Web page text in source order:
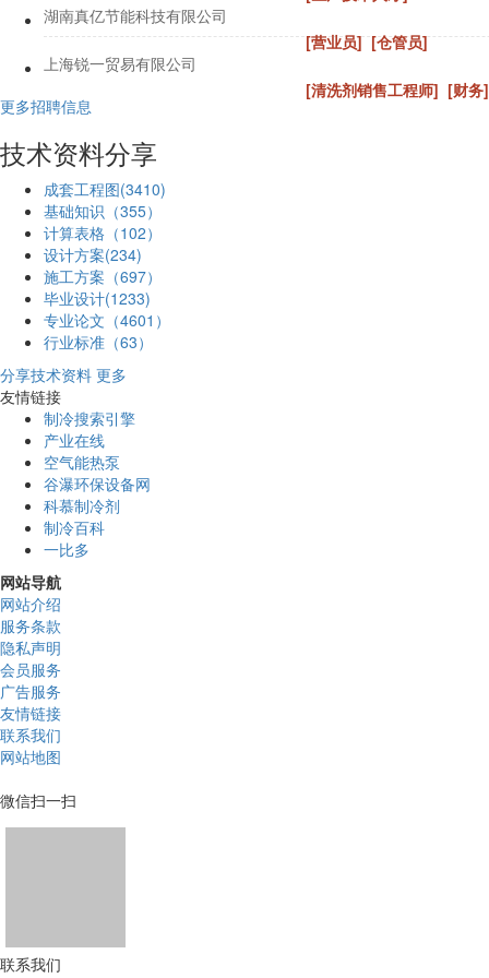
湖南真亿节能科技有限公司
[营业员] [仓管员]
上海锐一贸易有限公司
[清洗剂销售工程师] [财务]
更多招聘信息
技术资料分享
成套工程图(3410)
基础知识（355）
计算表格（102）
设计方案(234)
施工方案（697）
毕业设计(1233)
专业论文（4601）
行业标准（63）
分享技术资料 更多
友情链接
制冷搜索引擎
产业在线
空气能热泵
谷瀑环保设备网
科慕制冷剂
制冷百科
一比多
网站导航
网站介绍
服务条款
隐私声明
会员服务
广告服务
友情链接
联系我们
网站地图
微信扫一扫
联系我们